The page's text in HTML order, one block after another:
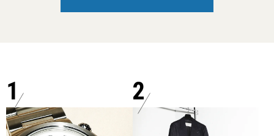
1 2